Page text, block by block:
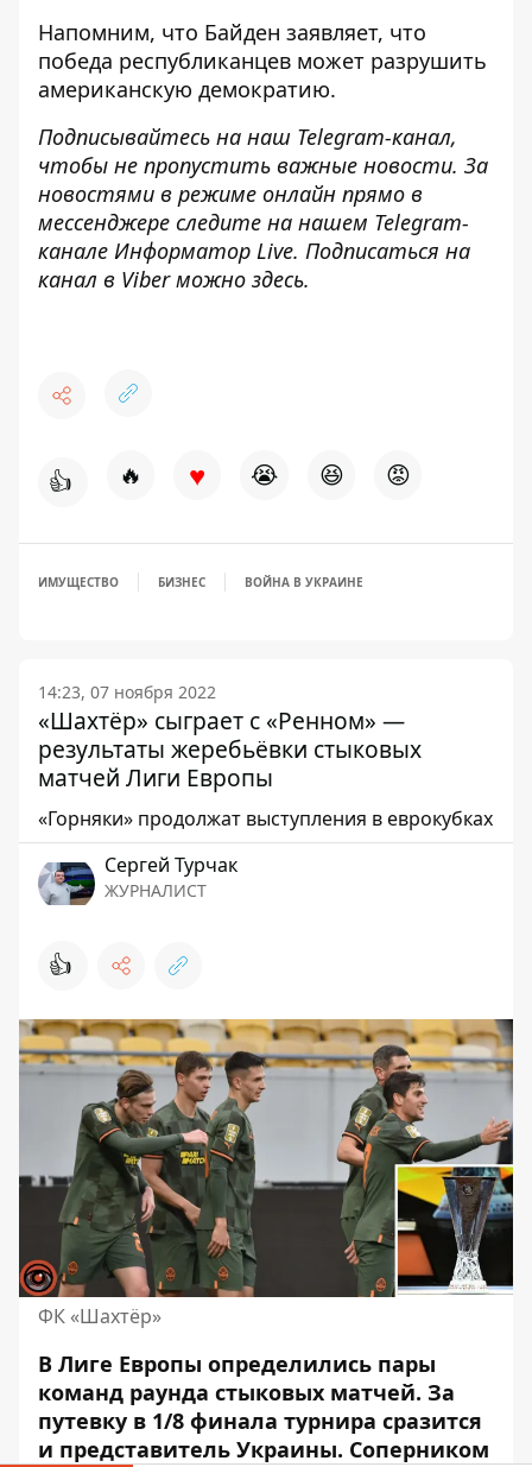
Напомним, что Байден заявляет, что
победа республиканцев может разрушить
американскую демократию.
Подписывайтесь на наш Telegram-канал,
чтобы не пропустить важные новости. За
новостями в режиме онлайн прямо в
мессенджере следите на нашем Telegram-
канале Информатор Live. Подписаться на
канал в Viber можно здесь.
👍 🔥 ♥ 😭 😆 😡
ИМУЩЕСТВО БИЗНЕС ВОЙНА В УКРАИНЕ
14:23, 07 ноября 2022
«Шахтёр» сыграет с «Ренном» —
результаты жеребьёвки стыковых
матчей Лиги Европы
«Горняки» продолжат выступления в еврокубках
Сергей Турчак
ЖУРНАЛИСТ
👍
ФК «Шахтёр»
В Лиге Европы определились пары
команд раунда стыковых матчей. За
путевку в 1/8 финала турнира сразится
и представитель Украины. Соперником